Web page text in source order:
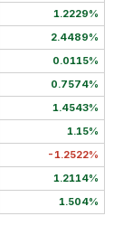
1.2229%
2.4489%
0.0115%
0.7574%
1.4543%
1.15%
-1.2522%
1.2114%
1.504%